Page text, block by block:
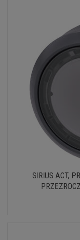
SIRIUS ACT,